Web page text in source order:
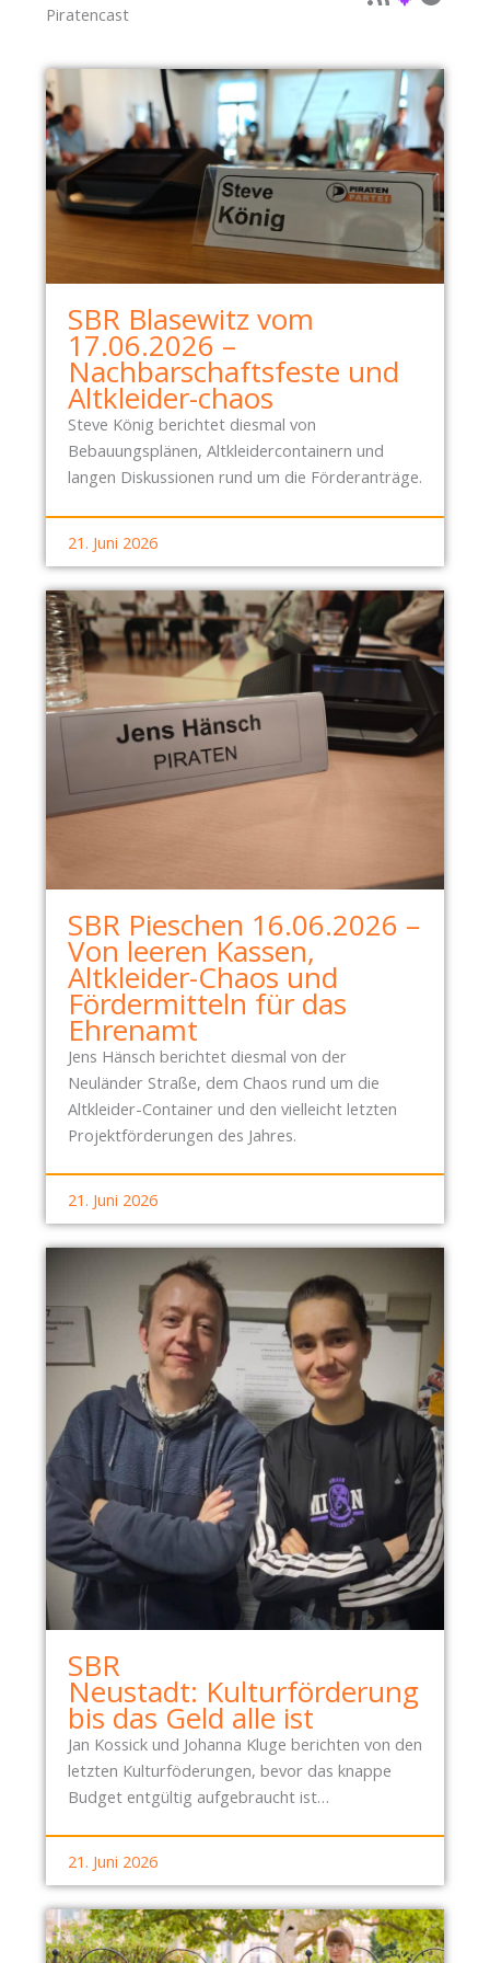
Piratencast
SBR Blasewitz vom
17.06.2026 –
Nachbarschaftsfeste und
Altkleider-chaos
Steve König berichtet diesmal von
Bebauungsplänen, Altkleidercontainern und
langen Diskussionen rund um die Förderanträge.
21. Juni 2026
SBR Pieschen 16.06.2026 –
Von leeren Kassen,
Altkleider-Chaos und
Fördermitteln für das
Ehrenamt
Jens Hänsch berichtet diesmal von der
Neuländer Straße, dem Chaos rund um die
Altkleider-Container und den vielleicht letzten
Projektförderungen des Jahres.
21. Juni 2026
SBR
Neustadt: Kulturförderung
bis das Geld alle ist
Jan Kossick und Johanna Kluge berichten von den
letzten Kulturföderungen, bevor das knappe
Budget entgültig aufgebraucht ist…
21. Juni 2026